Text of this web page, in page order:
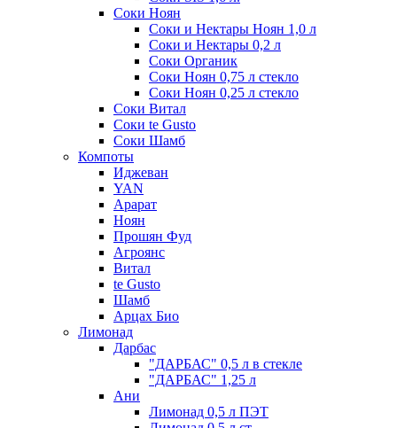
Соки Ноян
Соки и Нектары Ноян 1,0 л
Соки и Нектары 0,2 л
Соки Органик
Соки Ноян 0,75 л стекло
Соки Ноян 0,25 л стекло
Соки Витал
Соки te Gusto
Соки Шамб
Компоты
Иджеван
YAN
Арарат
Ноян
Прошян Фуд
Агроянс
Витал
te Gusto
Шамб
Арцах Био
Лимонад
Дарбас
"ДАРБАС" 0,5 л в стекле
"ДАРБАС" 1,25 л
Ани
Лимонад 0,5 л ПЭТ